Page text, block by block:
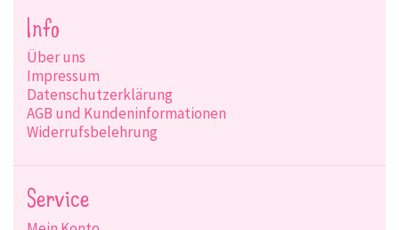
Info
Über uns
Impressum
Datenschutzerklärung
AGB und Kundeninformationen
Widerrufsbelehrung
Service